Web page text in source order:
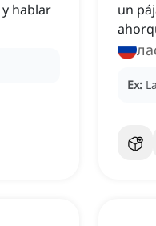
hablar
un
Ex: La